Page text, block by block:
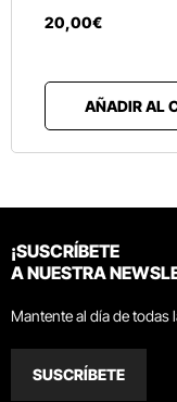
20,00€
AÑADIR AL
¡SUSCRÍBETE
A NUESTRA
Mantente al día de todas
SUSCRÍBETE